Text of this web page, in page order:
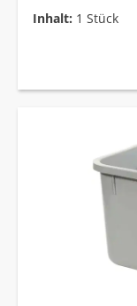
Inhalt: 1 Stück